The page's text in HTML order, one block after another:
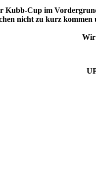
Kubb-Cup im
nicht zu kurz
Wir